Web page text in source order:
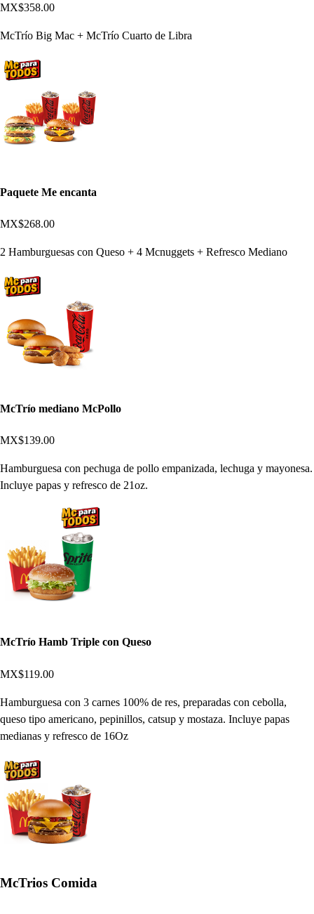
MX$358.00
McTrío Big Mac + McTrío Cuarto de Libra
Paquete Me encanta
MX$268.00
2 Hamburguesas con Queso + 4 Mcnuggets + Refresco Mediano
McTrío mediano McPollo
MX$139.00
Hamburguesa con pechuga de pollo empanizada, lechuga y mayonesa.
Incluye papas y refresco de 21oz.
McTrío Hamb Triple con Queso
MX$119.00
Hamburguesa con 3 carnes 100% de res, preparadas con cebolla,
queso tipo americano, pepinillos, catsup y mostaza. Incluye papas
medianas y refresco de 16Oz
McTrios Comida